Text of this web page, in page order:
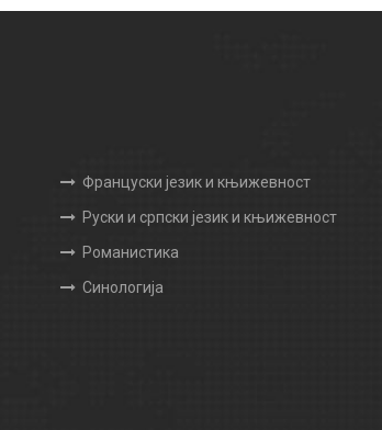
Француски језик и књижевност
Руски и српски језик и књижевност
Романистика
Синологија